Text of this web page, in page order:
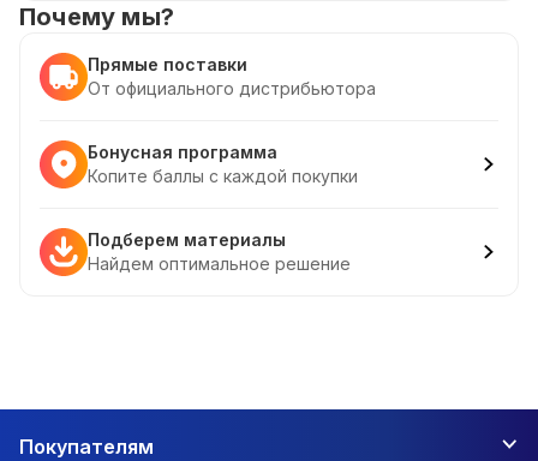
Почему мы?
Прямые поставки
От официального дистрибьютора
Бонусная программа
Копите баллы с каждой покупки
Подберем материалы
Найдем оптимальное решение
Покупателям